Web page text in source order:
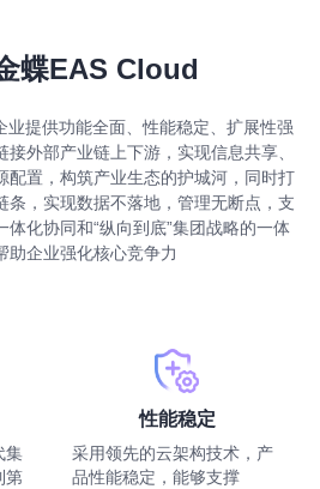
蝶EAS Cloud
业提供功能全面、性能稳定、扩展性强
外部产业链上下游，实现信息共享、
配置，构筑产业生态的护城河，同时打
条，实现数据不落地，管理无断点，支
体化协同和“纵向到底”集团战略的一体
助企业强化核心竞争力
集
第
性能稳定
采用领先的云架构技术，产
品性能稳定，能够支撑